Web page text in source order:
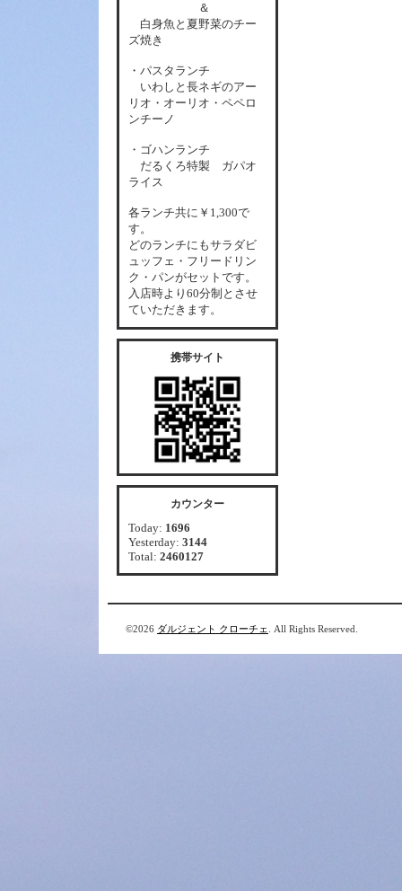
＆
白身魚と夏野菜のチー
ズ焼き
・パスタランチ
いわしと長ネギのアー
リオ・オーリオ・ペペロ
ンチーノ
・ゴハンランチ
だるくろ特製 ガパオ
ライス
各ランチ共に￥1,300で
す。
どのランチにもサラダビ
ュッフェ・フリードリン
ク・パンがセットです。
入店時より60分制とさせ
ていただきます。
携帯サイト
カウンター
Today: 1696
Yesterday: 3144
Total: 2460127
©2026 ダルジェント クローチェ . All Rights Reserved.